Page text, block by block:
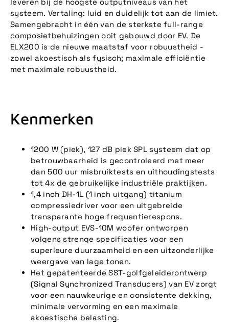
systeem. Vertaling: luid en duidelijk tot aan de limiet.
Samengebracht in één van de sterkste full-range
composietbehuizingen ooit gebouwd door EV. De
ELX200 is de nieuwe maatstaf voor robuustheid -
zowel akoestisch als fysisch; maximale efficiëntie
met maximale robuustheid.
Kenmerken
1200 W (piek), 127 dB piek SPL systeem dat op
betrouwbaarheid is gecontroleerd met meer
dan 500 uur misbruiktests en uithoudingstests
tot 4x de gebruikelijke industriële praktijken.
1,4 inch DH-1L (1 inch uitgang) titanium
compressiedriver voor een uitgebreide
transparante hoge frequentierespons.
High-output EVS-10M woofer ontworpen
volgens strenge specificaties voor een
superieure duurzaamheid en een uitzonderlijke
weergave van lage tonen.
Het gepatenteerde SST-golfgeleiderontwerp
(Signal Synchronized Transducers) van EV zorgt
voor een nauwkeurige en consistente dekking,
minimale vervorming en een maximale
akoestische belasting.